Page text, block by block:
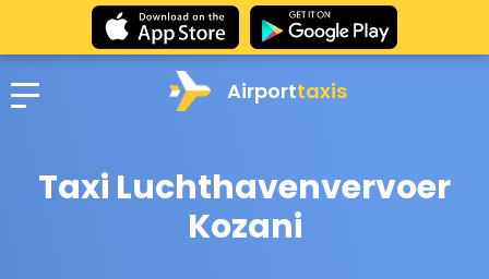
Airporttaxis
Taxi Luchthavenvervoer
Kozani